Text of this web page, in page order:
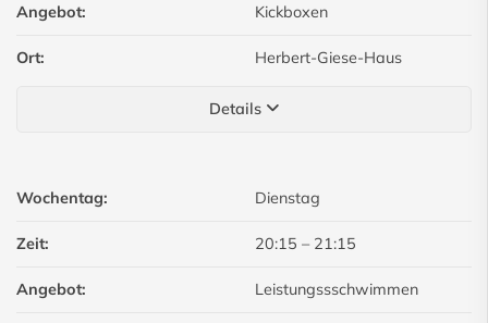
Angebot: Kickboxen
Ort: Herbert-Giese-Haus
Details
Wochentag: Dienstag
Zeit: 20:15 – 21:15
Angebot: Leistungssschwimmen